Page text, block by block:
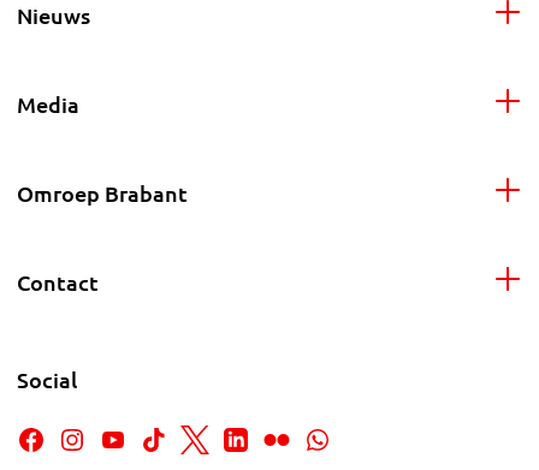
Nieuws
Media
Omroep Brabant
Contact
Social